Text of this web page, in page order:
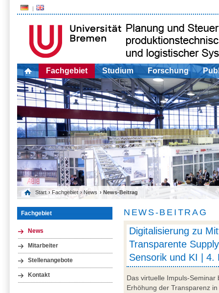
Fachgebiet Studium Forschung
Start › Fachgebiet › News › News-Beitrag
Fachgebiet
News
Mitarbeiter
Stellenangebote
Kontakt
NEWS-BEITRAG
Digitalisierung zu
Transparente
Sensorik und KI | 4.
Das virtuelle Impuls-
Erhöhung der Transparenz